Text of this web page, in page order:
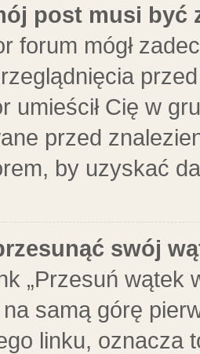
post musi być
forum mógł
umieścił Cię w
przed
by uzyskać
swój
„Przesuń wątek
samą górę
linku, oznacza